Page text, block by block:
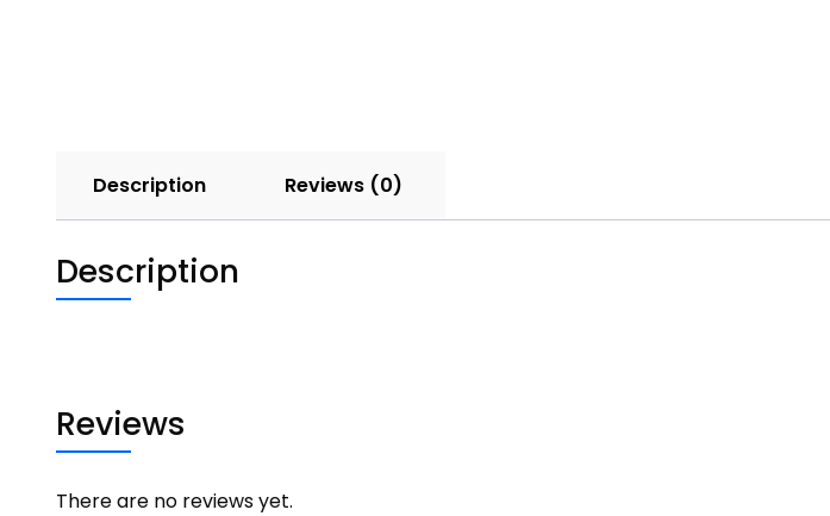
Description Reviews (0)
Description
Reviews
There are no reviews yet.